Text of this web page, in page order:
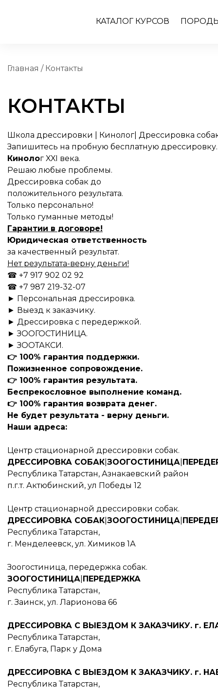
КАТАЛОГ КУРСОВ
Главная / Контакты
КОНТАКТЫ
Школа дрессировки | Кинолог| Дрессировка
Запишитесь на пробную бесплатную дрессировку.
Кинолог XXI века.
Решаю любые проблемы.
Дрессировка собак до
положительного результата.
Только персонально!
Только гуманные методы!
Гарантии в договоре!
Юридическая ответственность
за качественный результат.
Нет результата-верну деньги!
☎ +7 917 902 02 92
☎ +7 987 219-32-07
► Персональная дрессировка.
► Выезд к заказчику.
► Дрессировка с передержкой.
► ЗООГОСТИНИЦА.
► ЗООТАКСИ.
👉 100% гарантия поддержки.
Пожизненное сопровождение.
👉 100% гарантия результата.
Беспрекословное выполнение команд.
👉 100% гарантия возврата денег.
Не будет результата - верну деньги.
Наши адреса:
Центр стационарной дрессировки собак.
ДРЕССИРОВКА СОБАК ЗООГОСТИНИЦА
Республика Татарстан, Азнакаевский район
п.г.т. Актюбинский, ул Победы 12
Центр стационарной дрессировки собак.
ДРЕССИРОВКА СОБАК ЗООГОСТИНИЦА
Республика Татарстан,
г. Менделеевск, ул. Химиков 1А
Зоогостиница, передержка собак.
ЗООГОСТИНИЦА ПЕРЕДЕРЖКА
Республика Татарстан,
г. Заинск, ул. Ларионова 66
ДРЕССИРОВКА С ВЫЕЗДОМ К ЗАКАЗЧИКУ. г.
Республика Татарстан,
г. Елабуга, Парк у Дома
ДРЕССИРОВКА С ВЫЕЗДОМ К ЗАКАЗЧИКУ. г.
Республика Татарстан,